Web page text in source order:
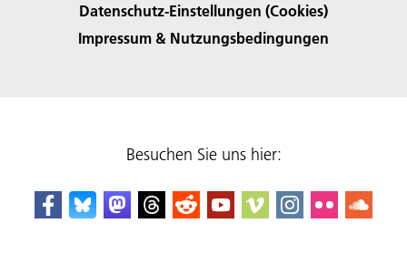
Datenschutz-Einstellungen (Cookies)
Impressum & Nutzungsbedingungen
Besuchen Sie uns hier: